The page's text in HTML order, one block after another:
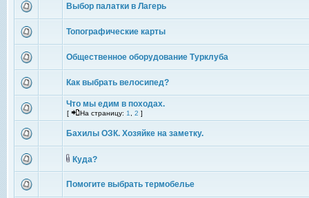
Выбор палатки в Лагерь
Топографические карты
Общественное оборудование Турклуба
Как выбрать велосипед?
Что мы едим в походах.
[ На страницу: 1 2 ]
Бахилы ОЗК. Хозяйке на заметку.
Куда?
Помогите выбрать термобелье